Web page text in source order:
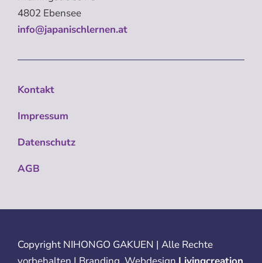
4802 Ebensee
info@japanischlernen.at
Kontakt
Impressum
Datenschutz
AGB
Copyright NIHONGO GAKUEN | Alle Rechte